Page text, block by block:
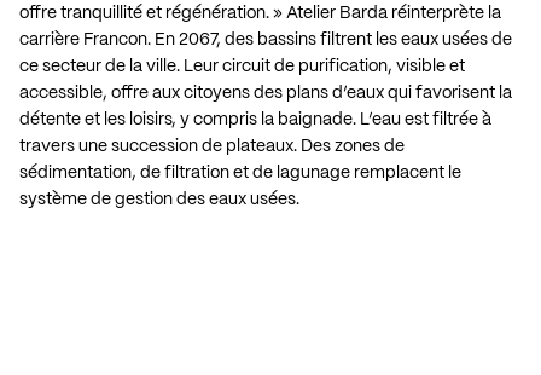
offre tranquillité et régénération. » Atelier Barda réinterprète la
carrière Francon. En 2067, des bassins filtrent les eaux usées de
ce secteur de la ville. Leur circuit de purification, visible et
accessible, offre aux citoyens des plans d’eaux qui favorisent la
détente et les loisirs, y compris la baignade. L’eau est filtrée à
travers une succession de plateaux. Des zones de
sédimentation, de filtration et de lagunage remplacent le
système de gestion des eaux usées.